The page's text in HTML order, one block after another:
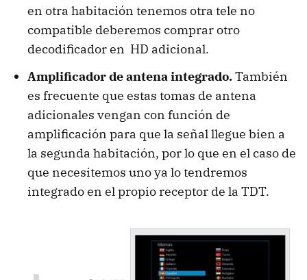
en otra habitación tenemos otra tele no
compatible deberemos comprar otro
decodificador en HD adicional.
Amplificador de antena integrado.También
es frecuente que estas tomas de antena
adicionales vengan con función de
amplificación para que la señal llegue bien a
la segunda habitación, por lo que en el caso de
que necesitemos uno ya lo tendremos
integrado en el propio receptor de la TDT.